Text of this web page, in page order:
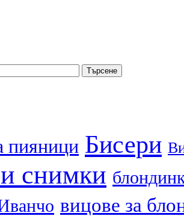
пияници Бисери
снимки
вицове за